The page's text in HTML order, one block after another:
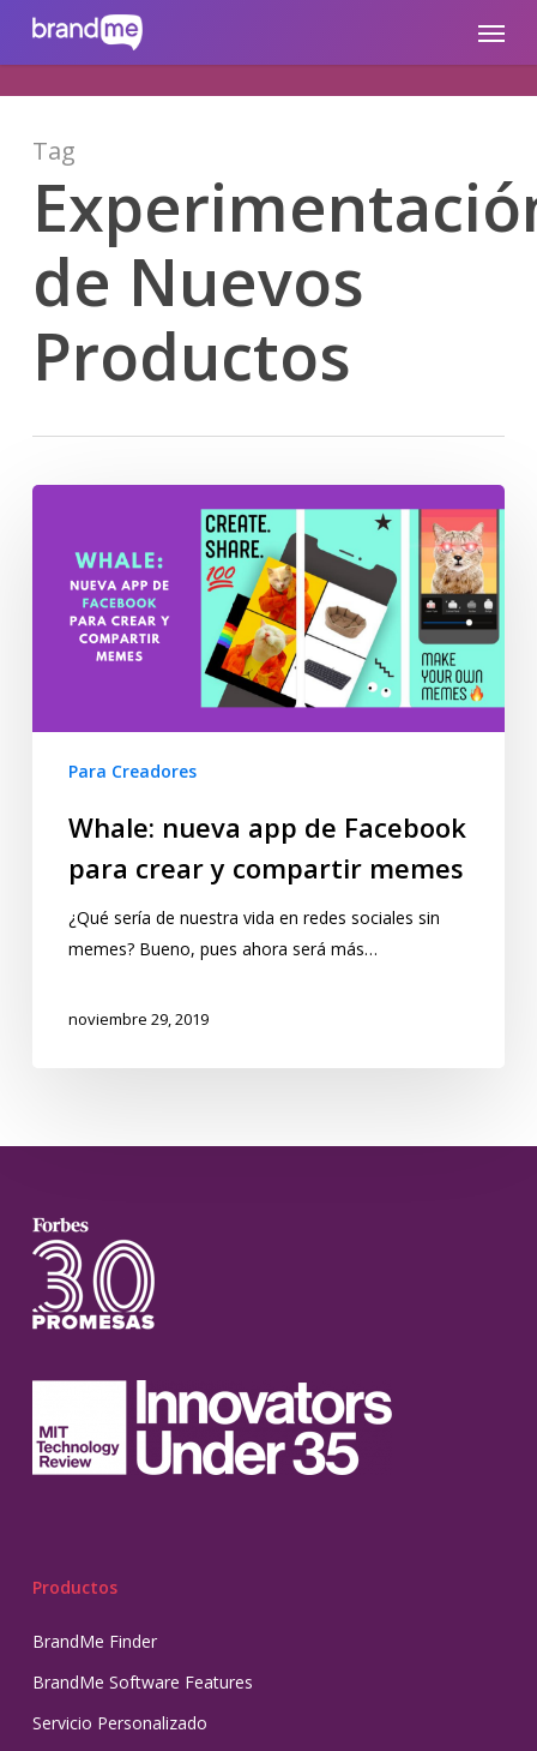
brandme.la Menu
Tag
de Nuevos
Productos
Para Creadores
Whale: nueva app de Facebook
para crear y compartir memes
¿Qué sería de nuestra vida en redes sociales sin
memes? Bueno, pues ahora será más…
noviembre 29, 2019
Productos
BrandMe Finder
BrandMe Software Features
Servicio Personalizado